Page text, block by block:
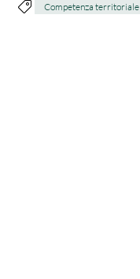
Competenza territoriale